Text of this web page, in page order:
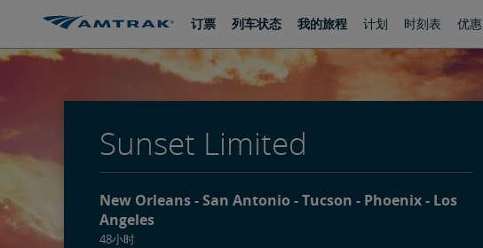
内
导
订票 列车状态 我的旅程 计划 时刻表 优惠
Sunset Limited
New Orleans San Antonio Tucson Phoenix
Los
Angeles
48小时